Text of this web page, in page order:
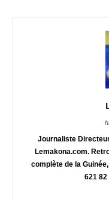
Journaliste
Lemakona.com.
complète de la
621 82